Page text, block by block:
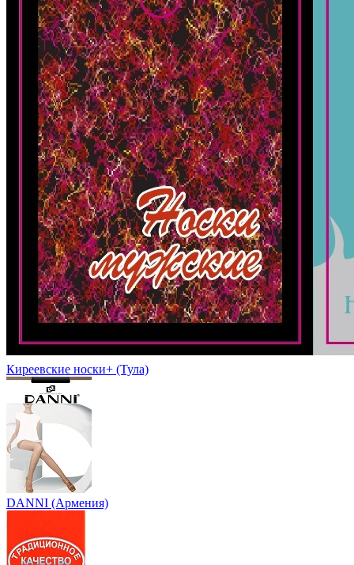
Киреевские носки+ (Тула)
DANNI (Армения)